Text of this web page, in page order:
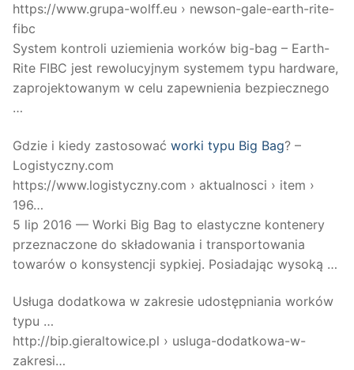
https://www.grupa-wolff.eu › newson-gale-earth-rite-
fibc
System kontroli uziemienia worków big-bag – Earth-
Rite FIBC jest rewolucyjnym systemem typu hardware,
zaprojektowanym w celu zapewnienia bezpiecznego
…
Gdzie i kiedy zastosować worki typu Big Bag? –
Logistyczny.com
https://www.logistyczny.com › aktualnosci › item ›
196…
5 lip 2016 — Worki Big Bag to elastyczne kontenery
przeznaczone do składowania i transportowania
towarów o konsystencji sypkiej. Posiadając wysoką …
Usługa dodatkowa w zakresie udostępniania worków
typu …
http://bip.gieraltowice.pl › usluga-dodatkowa-w-
zakresi…